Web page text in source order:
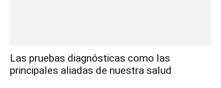
Las pruebas diagnósticas como las
principales aliadas de nuestra salud